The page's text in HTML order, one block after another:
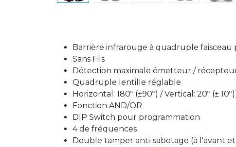
Barrière infrarouge à quadruple
Sans Fils
Détection maximale émetteur /
Quadruple lentille réglable
Horizontal: 180º (±90º) / Vertical: 20º (±
Fonction AND/OR
DIP Switch pour programmation
4 de fréquences
Double tamper anti-sabotage (à l'avant